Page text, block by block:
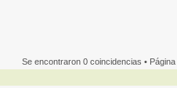
Se encontraron 0 coincidencias • Página